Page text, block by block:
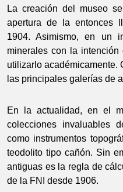
La creación del museo
apertura de la entonces
1904. Asimismo, en un
minerales con la
utilizarlo académicamente.
las principales galerías de
En la actualidad, en el
colecciones invaluables
como instrumentos
teodolito tipo cañón. Sin
antiguas es la regla de
de la FNI desde 1906.